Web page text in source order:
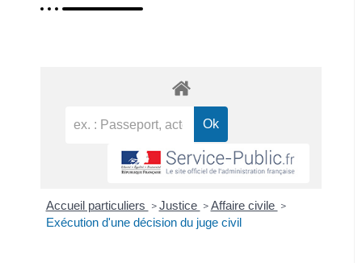
Accueil particuliers > Justice > Affaire civile >
Exécution d'une décision du juge civil